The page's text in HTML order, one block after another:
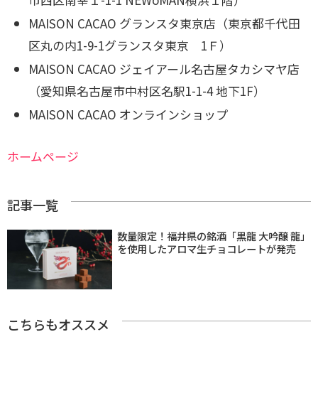
MAISON CACAO グランスタ東京店（東京都千代田
区丸の内1-9-1グランスタ東京 1Ｆ）
MAISON CACAO ジェイアール名古屋タカシマヤ店
（愛知県名古屋市中村区名駅1-1-4 地下1F）
MAISON CACAO オンラインショップ
ホームページ
記事一覧
数量限定！福井県の銘酒「黒龍 大吟醸 龍」
を使用したアロマ生チョコレートが発売
こちらもオススメ